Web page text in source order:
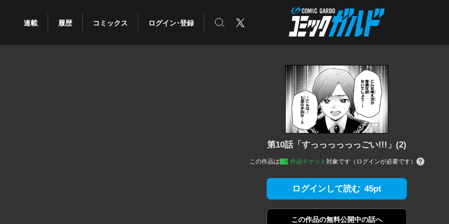
コミックガルド
連載 履歴 コミックス ログイン･登録 検索 X
第10話「すっっっっっっごい!!!」(2)
この作品は 作品チケット 対象です（ログインが必要です）
ログインして読む 45pt
この作品の無料公開中の話へ